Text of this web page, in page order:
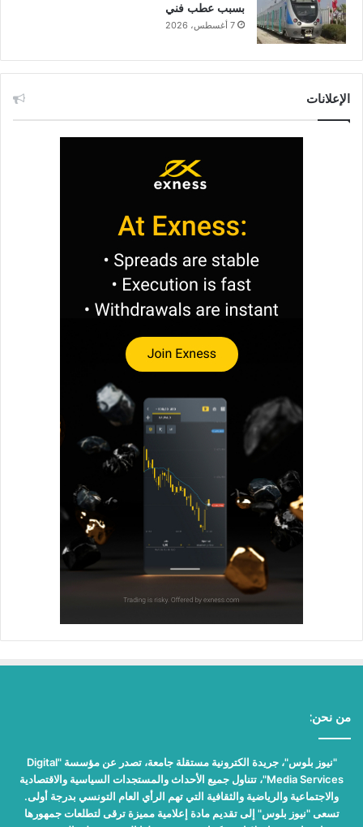
بسبب عطب فني
7 أغسطس، 2026
الإعلانات
من نحن:
"نيوز بلوس"، جريدة الكترونية مستقلة جامعة، تصدر عن مؤسسة "Digital
Media Services"، تتناول جميع الأحداث والمستجدات السياسية والاقتصادية
والاجتماعية والرياضية والثقافية التي تهم الرأي العام التونسي بدرجة أولى.
تسعى "نيوز بلوس" إلى تقديم مادة إعلامية مميزة ترقى لتطلعات جمهورها